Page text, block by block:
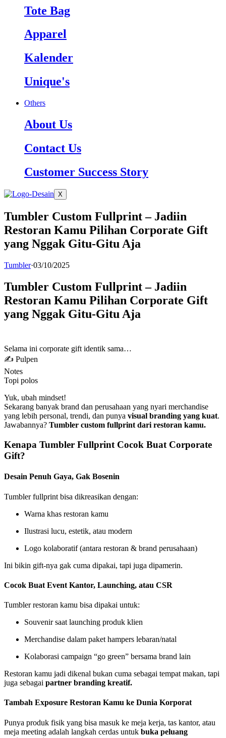
Tote Bag
Apparel
Kalender
Unique's
Others
About Us
Contact Us
Customer Success Story
X
Tumbler Custom Fullprint – Jadiin
Restoran Kamu Pilihan Corporate Gift
yang Nggak Gitu-Gitu Aja
Tumbler·03/10/2025
Tumbler Custom Fullprint – Jadiin
Restoran Kamu Pilihan Corporate Gift
yang Nggak Gitu-Gitu Aja
Selama ini corporate gift identik sama…
✍️ Pulpen
Notes
Topi polos
Yuk, ubah mindset!
Sekarang banyak brand dan perusahaan yang nyari merchandise
yang lebih personal, trendi, dan punya visual branding yang kuat.
Jawabannya? Tumbler custom fullprint dari restoran kamu.
Kenapa Tumbler Fullprint Cocok Buat Corporate
Gift?
Desain Penuh Gaya, Gak Bosenin
Tumbler fullprint bisa dikreasikan dengan:
Warna khas restoran kamu
Ilustrasi lucu, estetik, atau modern
Logo kolaboratif (antara restoran & brand perusahaan)
Ini bikin gift-nya gak cuma dipakai, tapi juga dipamerin.
Cocok Buat Event Kantor, Launching, atau CSR
Tumbler restoran kamu bisa dipakai untuk:
Souvenir saat launching produk klien
Merchandise dalam paket hampers lebaran/natal
Kolaborasi campaign “go green” bersama brand lain
Restoran kamu jadi dikenal bukan cuma sebagai tempat makan, tapi
juga sebagai partner branding kreatif.
Tambah Exposure Restoran Kamu ke Dunia Korporat
Punya produk fisik yang bisa masuk ke meja kerja, tas kantor, atau
meja meeting adalah langkah cerdas untuk buka peluang